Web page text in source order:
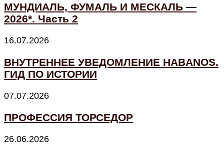
МУНДИАЛЬ, ФУМАЛЬ И МЕСКАЛЬ —
2026*. Часть 2
16.07.2026
ВНУТРЕННЕЕ УВЕДОМЛЕНИЕ HABANOS.
ГИД ПО ИСТОРИИ
07.07.2026
ПРОФЕССИЯ ТОРСЕДОР
26.06.2026